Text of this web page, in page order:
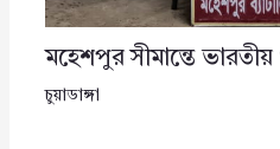
মহেশপুর সীমান্তে
চুয়াডাঙ্গা